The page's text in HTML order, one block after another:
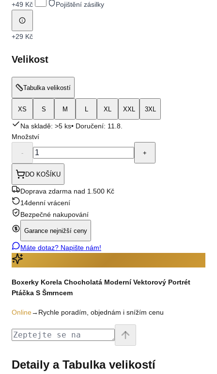
+49 Kč Pojištění zásilky
+29 Kč
Velikost
Tabulka velikostí
XS S M L XL XXL 3XL
Na skladě: >5 ks• Doručení: 11.8.
Množství
- +
DO KOŠÍKU
Doprava zdarma nad 1.500 Kč
14denní vrácení
Bezpečné nakupování
Garance nejnižší ceny
Máte dotaz? Napište nám!
Boxerky Korela Chocholatá Moderní Vektorový Portrét
Ptáčka S Šmrncem
Online→ Rychle poradím, objednám i snížím cenu
Detaily a Tabulka velikostí